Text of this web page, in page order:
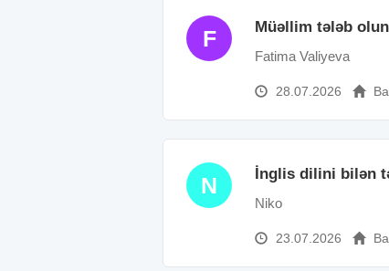
F Müəllim tələb
Fatima Valiyeva
28.07.2026
N İnglis dilini bilən
Niko
23.07.2026